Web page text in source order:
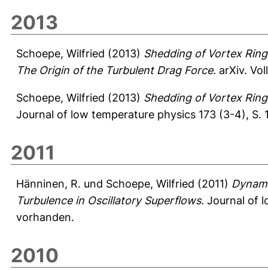
2013
Schoepe, Wilfried (2013) Shedding of Vortex
The Origin of the Turbulent Drag Force. arXiv.
Schoepe, Wilfried (2013) Shedding of Vortex
Journal of low temperature physics 173 (3-4), S.
2011
Hänninen, R. und Schoepe, Wilfried (2011)
Turbulence in Oscillatory Superflows. Journal of
vorhanden.
2010